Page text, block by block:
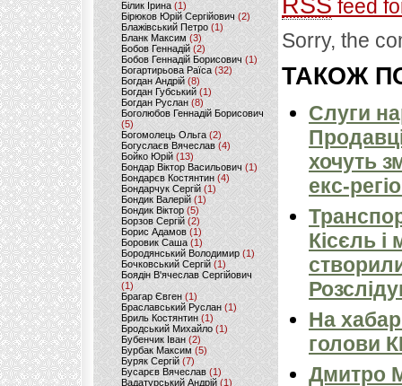
Білик Ірина (1)
Бірюков Юрій Сергійович (2)
Блажівський Петро (1)
Бланк Максим(3)
Бобов Геннадій (2)
Бобов Геннадій Борисович (1)
Богартирьова Раїса (32)
Богдан Андрій(8)
Богдан Губський (1)
Богдан Руслан(8)
Боголюбов Геннадій Борисович
(5)
Богомолець Ольга (2)
Богуслаєв Вячеслав (4)
Бойко Юрій (13)
Бондар Віктор Васильович (1)
Бондарєв Костянтин (4)
Бондарчук Сергій(1)
Бондик Валерій (1)
Бондик Віктор(5)
Борзов Сергiй (2)
Борис Адамов(1)
Боровик Саша (1)
Бородянський Володимир (1)
Бочковський Сергій (1)
Боядін В'ячеслав Сергійович
(1)
Брагар Євген (1)
Браславський Руслан (1)
Бриль Костянтин (1)
Бродський Михайло (1)
Бубенчик Іван(2)
Бурбак Максим (5)
Буряк Сергій (7)
Бусарєв Вячеслав (1)
Вадатурський Андрій (1)
RSS feed
Sorry, the
ТАКОЖ
Слуги
хочуть
екс-
Кісєль і
На
голови
Дмитро